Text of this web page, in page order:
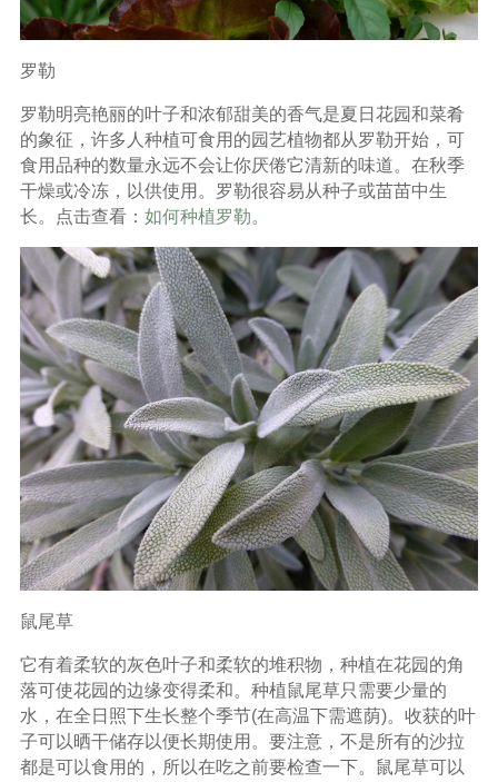
罗勒
罗勒明亮艳丽的叶子和浓郁甜美的香气是夏日花园和菜肴
的象征，许多人种植可食用的园艺植物都从罗勒开始，可
食用品种的数量永远不会让你厌倦它清新的味道。在秋季
干燥或冷冻，以供使用。罗勒很容易从种子或苗苗中生
长。点击查看： 如何种植罗勒。
鼠尾草
它有着柔软的灰色叶子和柔软的堆积物，种植在花园的角
落可使花园的边缘变得柔和。种植鼠尾草只需要少量的
水，在全日照下生长整个季节(在高温下需遮荫)。收获的叶
子可以晒干储存以便长期使用。要注意，不是所有的沙拉
都是可以食用的，所以在吃之前要检查一下。鼠尾草可以